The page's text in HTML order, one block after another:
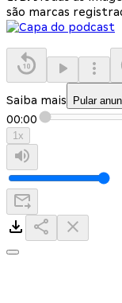
são marcas
Saiba mais Pular
00:00
1x